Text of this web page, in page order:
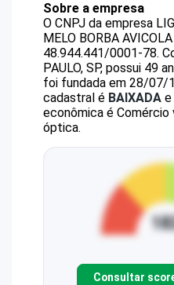
Sobre a empresa
O CNPJ da empresa
MELO BORBA
48.944.441/0001-78.
PAULO, SP, possui 49
foi fundada em 28/07/
cadastral é BAIXADA e
econômica é
óptica.
Consultar